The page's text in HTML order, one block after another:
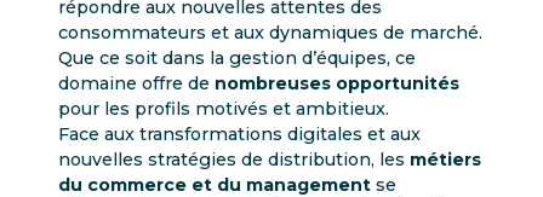
répondre aux nouvelles attentes des
consommateurs et aux dynamiques de marché.
Que ce soit dans la gestion d’équipes, ce
domaine offre de nombreuses opportunités
pour les profils motivés et ambitieux.
Face aux transformations digitales et aux
nouvelles stratégies de distribution, les métiers
du commerce et du management se